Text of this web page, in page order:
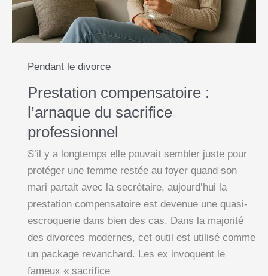
la
réduire)
Pendant le divorce
Prestation compensatoire :
l’arnaque du sacrifice
professionnel
S’il y a longtemps elle pouvait sembler juste pour
protéger une femme restée au foyer quand son
mari partait avec la secrétaire, aujourd’hui la
prestation compensatoire est devenue une quasi-
escroquerie dans bien des cas. Dans la majorité
des divorces modernes, cet outil est utilisé comme
un package revanchard. Les ex invoquent le
fameux « sacrifice